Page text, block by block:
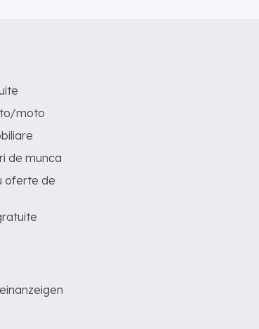
moto
de munca
oferte de